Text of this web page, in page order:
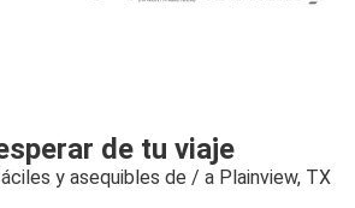
de tu viaje
y asequibles de / a Plainview, TX